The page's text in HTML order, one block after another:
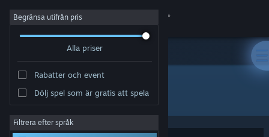
Logga in
Om
Begränsa utifrån pris
Alla priser
Rabatter och event
Dölj spel som är gratis att spela
Filtrera efter språk
Utgivare: Dream Mirror